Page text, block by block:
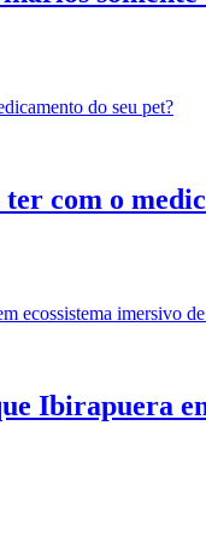
ter com o
Ibirapuera